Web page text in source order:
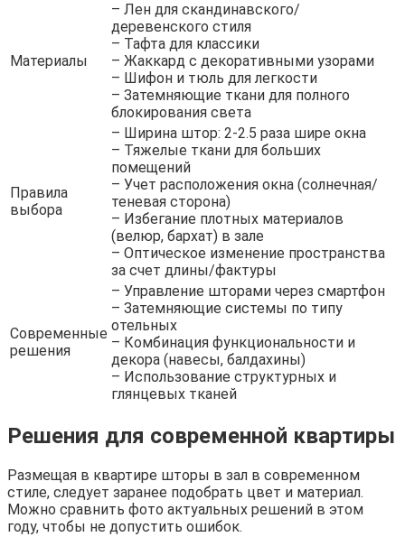
Материалы
– Лен для скандинавского/
деревенского стиля
– Тафта для классики
– Жаккард с декоративными узорами
– Шифон и тюль для легкости
– Затемняющие ткани для полного
блокирования света
Правила
выбора
– Ширина штор: 2-2.5 раза шире окна
– Тяжелые ткани для больших
помещений
– Учет расположения окна (солнечная/
теневая сторона)
– Избегание плотных материалов
(велюр, бархат) в зале
– Оптическое изменение пространства
за счет длины/фактуры
Современные
решения
– Управление шторами через смартфон
– Затемняющие системы по типу
отельных
– Комбинация функциональности и
декора (навесы, балдахины)
– Использование структурных и
глянцевых тканей
Решения для современной квартиры
Размещая в квартире шторы в зал в современном
стиле, следует заранее подобрать цвет и материал.
Можно сравнить фото актуальных решений в этом
году, чтобы не допустить ошибок.